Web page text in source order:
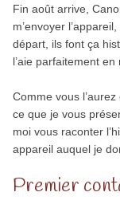
Fin août arrive,
m’envoyer
départ, ils font ça
l’aie parfaitement
Comme vous
ce que je vous
moi vous raconter
appareil auquel je
Premier